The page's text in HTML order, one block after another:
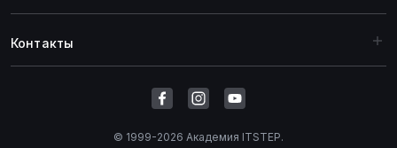
Контакты
© 1999-2026 Академия ITSTEP.